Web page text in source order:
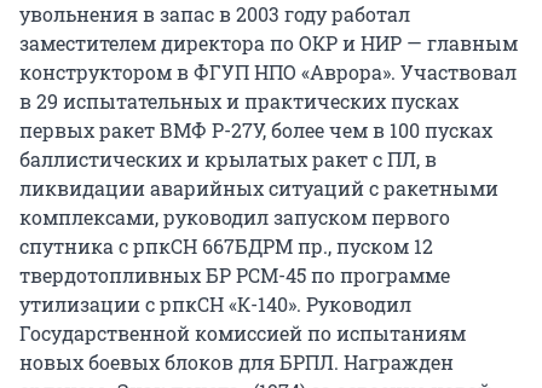
увольнения в запас в 2003 году работал
заместителем директора по ОКР и НИР — главным
конструктором в ФГУП НПО «Аврора». Участвовал
в 29 испытательных и практических пусках
первых ракет ВМФ Р-27У, более чем в 100 пусках
баллистических и крылатых ракет с ПЛ, в
ликвидации аварийных ситуаций с ракетными
комплексами, руководил запуском первого
спутника с рпкСН 667БДРМ пр., пуском 12
твердотопливных БР РСМ-45 по программе
утилизации с рпкСН «К-140». Руководил
Государственной комиссией по испытаниям
новых боевых блоков для БРПЛ. Награжден